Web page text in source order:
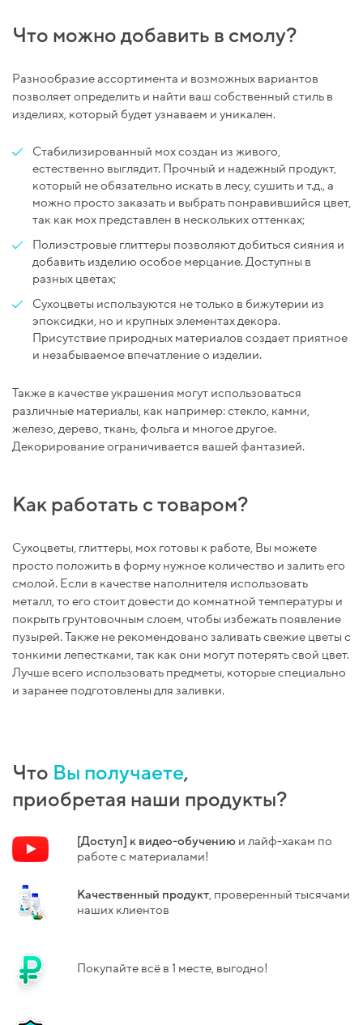
Что можно добавить в смолу?
Разнообразие ассортимента и возможных вариантов
позволяет определить и найти ваш собственный стиль в
изделиях, который будет узнаваем и уникален.
Стабилизированный мох создан из живого,
естественно выглядит. Прочный и надежный продукт,
который не обязательно искать в лесу, сушить и т.д., а
можно просто заказать и выбрать понравившийся цвет,
так как мох представлен в нескольких оттенках;
Полиэстровые глиттеры позволяют добиться сияния и
добавить изделию особое мерцание. Доступны в
разных цветах;
Сухоцветы используются не только в бижутерии из
эпоксидки, но и крупных элементах декора.
Присутствие природных материалов создает приятное
и незабываемое впечатление о изделии.
Также в качестве украшения могут использоваться
различные материалы, как например: стекло, камни,
железо, дерево, ткань, фольга и многое другое.
Декорирование ограничивается вашей фантазией.
Как работать с товаром?
Сухоцветы, глиттеры, мох готовы к работе, Вы можете
просто положить в форму нужное количество и залить его
смолой. Если в качестве наполнителя использовать
металл, то его стоит довести до комнатной температуры и
покрыть грунтовочным слоем, чтобы избежать появление
пузырей. Также не рекомендовано заливать свежие цветы с
тонкими лепестками, так как они могут потерять свой цвет.
Лучше всего использовать предметы, которые специально
и заранее подготовлены для заливки.
Что Вы получаете,
приобретая наши продукты?
[Доступ] к видео-обучению и лайф-хакам по
работе с материалами!
Качественный продукт, проверенный тысячами
наших клиентов
Покупайте всё в 1 месте, выгодно!